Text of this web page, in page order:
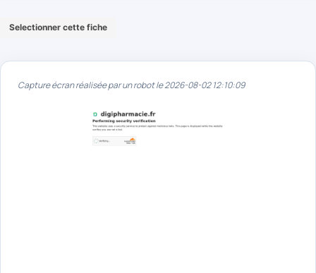
Selectionner cette fiche
Capture écran réalisée par un robot le 2026-08-02 12:10:09